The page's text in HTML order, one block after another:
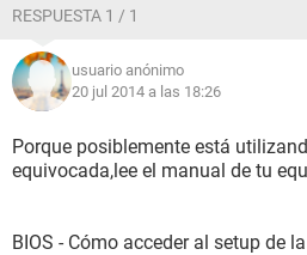
RESPUESTA 1 / 1
usuario anónimo
20 jul 2014 a las 18:26
Porque posiblemente está
equivocada,lee el manual de tu
BIOS - Cómo acceder al setup de la